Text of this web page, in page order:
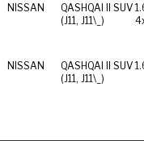
NISSAN
QASHQAI II SUV
(J11, J11\_)
NISSAN
QASHQAI II SUV
(J11, J11\_)